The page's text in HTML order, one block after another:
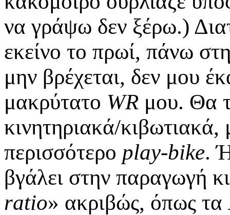
να γράψω δεν ξέρω.)
εκείνο το πρωί, πάνω
μην βρέχεται, δεν μου
μακρύτατο WR μου. Θα
κινητηριακά/
περισσότερο play-bike.
βγάλει στην παραγωγή
ratio» ακριβώς, όπως τα